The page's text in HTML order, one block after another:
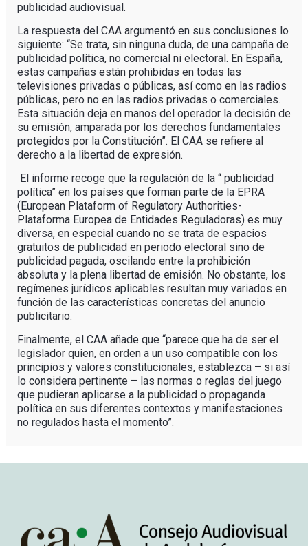
publicidad audiovisual.
La respuesta del CAA argumentó en sus conclusiones lo
siguiente: “Se trata, sin ninguna duda, de una campaña de
publicidad política, no comercial ni electoral. En España,
estas campañas están prohibidas en todas las
televisiones privadas o públicas, así como en las radios
públicas, pero no en las radios privadas o comerciales.
Esta situación deja en manos del operador la decisión de
su emisión, amparada por los derechos fundamentales
protegidos por la Constitución”. El CAA se refiere al
derecho a la libertad de expresión.
El informe recoge que la regulación de la “ publicidad
política” en los países que forman parte de la EPRA
(European Plataform of Regulatory Authorities-
Plataforma Europea de Entidades Reguladoras) es muy
diversa, en especial cuando no se trata de espacios
gratuitos de publicidad en periodo electoral sino de
publicidad pagada, oscilando entre la prohibición
absoluta y la plena libertad de emisión. No obstante, los
regímenes jurídicos aplicables resultan muy variados en
función de las características concretas del anuncio
publicitario.
Finalmente, el CAA añade que “parece que ha de ser el
legislador quien, en orden a un uso compatible con los
principios y valores constitucionales, establezca – si así
lo considera pertinente – las normas o reglas del juego
que pudieran aplicarse a la publicidad o propaganda
política en sus diferentes contextos y manifestaciones
no regulados hasta el momento”.